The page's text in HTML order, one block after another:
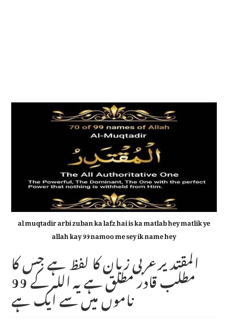
al muqtadir arbi zuban ka lafz hai is ka matlab hey matlik ye
allah kay 99 namoo me sey ik name hey
المقتدیرعربی زبان کا لفظ ہے جس کا
مطلب قادر مطلق ہے یہ اللہ کے 99
ناموں میں سے ایک ہے